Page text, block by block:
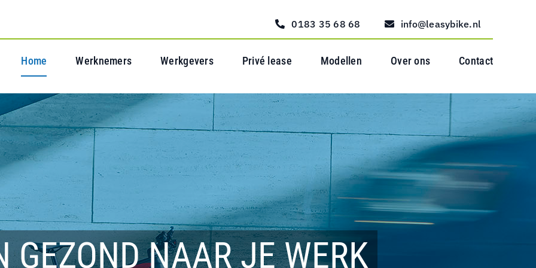
0183 35 68 68 info@leasybike.nl
Home Werknemers Werkgevers Privé lease Modellen Over ons Contact
GEZOND NAAR JE WERK